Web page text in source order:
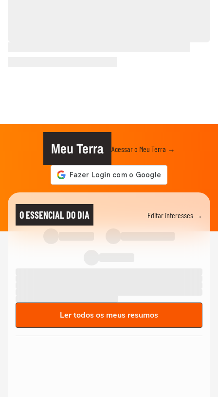
Meu Terra Acessar o Meu Terra →
O ESSENCIAL DO DIA Editar interesses →
Ler todos os meus resumos